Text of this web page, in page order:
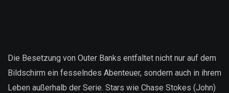
Die Besetzung von Outer Banks entfaltet nicht nur auf dem
Bildschirm ein fesselndes Abenteuer, sondern auch in ihrem
Leben außerhalb der Serie. Stars wie Chase Stokes (John)